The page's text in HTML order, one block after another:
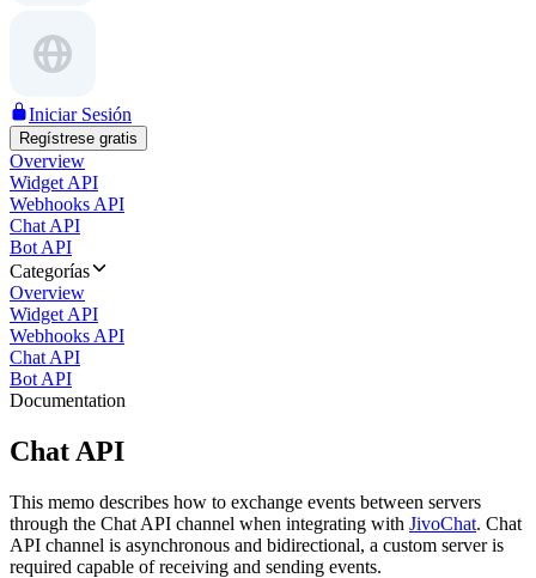
Iniciar Sesión
Regístrese gratis
Overview
Widget API
Webhooks API
Chat API
Bot API
Categorías
Overview
Widget API
Webhooks API
Chat API
Bot API
Documentation
Chat API
This memo describes how to exchange events between servers
through the Chat API channel when integrating with JivoChat. Chat
API channel is asynchronous and bidirectional, a custom server is
required capable of receiving and sending events.